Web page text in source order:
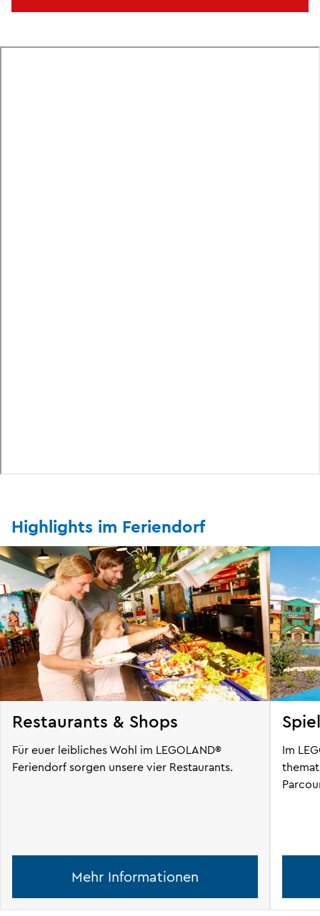
Highlights im Feriendorf
Restaurants & Shops
Für euer leibliches Wohl im LEGOLAND®
Feriendorf sorgen unsere vier Restaurants.
Mehr Informationen
Im